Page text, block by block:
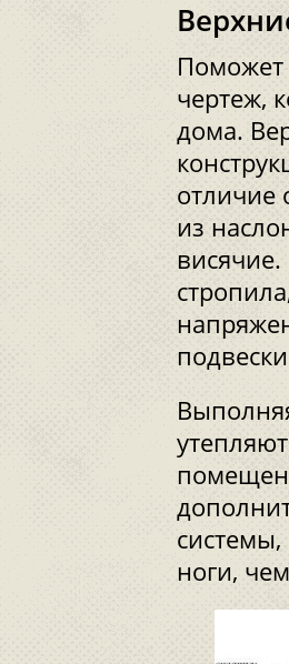
Поможет
чертеж,
дома.
отличие
из
висячие.
ноги,